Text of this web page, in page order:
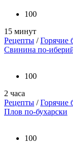
100
15 минут
Рецепты /Горячие
Свинина по-
100
2 часа
Рецепты /Горячие
Плов по-бухарски
100